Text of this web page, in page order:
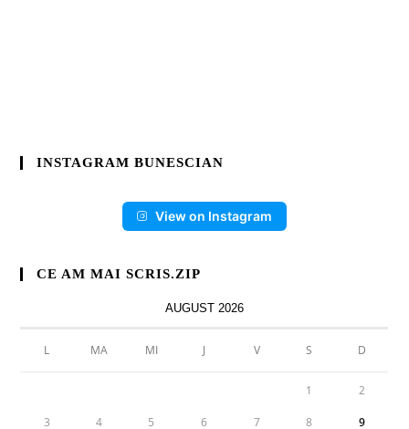
INSTAGRAM BUNESCIAN
View on Instagram
CE AM MAI SCRIS.ZIP
AUGUST 2026
L MA MI J V S D
1 2
3 4 5 6 7 8 9